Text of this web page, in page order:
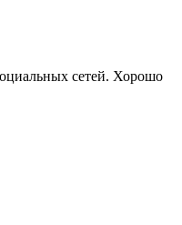
сетей. Хорошо